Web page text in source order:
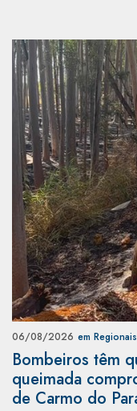
06/08/2026 em Regionais
Bombeiros têm
queimada
de Carmo do